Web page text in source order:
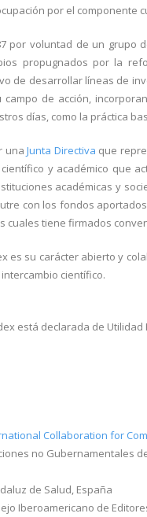
por el componente
por voluntad de un grupo
propugnados por la
de desarrollar líneas de
de acción,
días, como la práctica
unaJunta Directiva que
y académico que
académicas y
con los fondos
cuales tiene firmados
es su carácter abierto y
científico.
está declarada de
Collaboration for
no Gubernamentales
de Salud, España
Iberoamericano de